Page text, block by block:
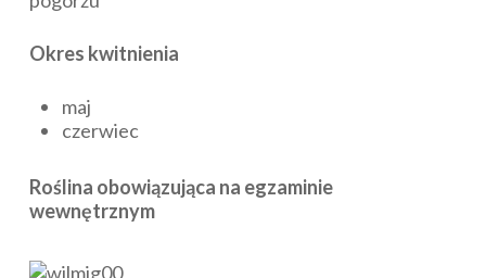
Okres kwitnienia
maj
czerwiec
Roślina obowiązująca na egzaminie
wewnętrznym